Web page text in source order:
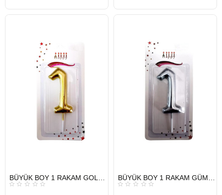
HIZLI
GÖNDERİ
HIZLI
GÖNDERİ